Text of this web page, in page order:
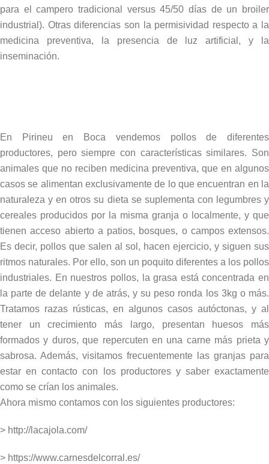
para el campero tradicional versus 45/50 días de un broiler
industrial). Otras diferencias son la permisividad respecto a la
medicina preventiva, la presencia de luz artificial, y la
inseminación.
En Pirineu en Boca vendemos pollos de diferentes
productores, pero siempre con características similares. Son
animales que no reciben medicina preventiva, que en algunos
casos se alimentan exclusivamente de lo que encuentran en la
naturaleza y en otros su dieta se suplementa con legumbres y
cereales producidos por la misma granja o localmente, y que
tienen acceso abierto a patios, bosques, o campos extensos.
Es decir, pollos que salen al sol, hacen ejercicio, y siguen sus
ritmos naturales. Por ello, son un poquito diferentes a los pollos
industriales. En nuestros pollos, la grasa está concentrada en
la parte de delante y de atrás, y su peso ronda los 3kg o más.
Tratamos razas rústicas, en algunos casos autóctonas, y al
tener un crecimiento más largo, presentan huesos más
formados y duros, que repercuten en una carne más prieta y
sabrosa. Además, visitamos frecuentemente las granjas para
estar en contacto con los productores y saber exactamente
como se crían los animales.
Ahora mismo contamos con los siguientes productores:
> http://lacajola.com/
> https://www.carnesdelcorral.es/